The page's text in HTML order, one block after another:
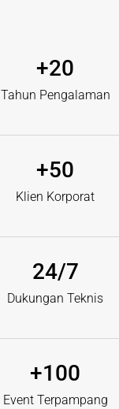
Tahun Pengalaman​
+20
Klien Korporat
+50
Dukungan Teknis
24/7
Event Terpampang
+100